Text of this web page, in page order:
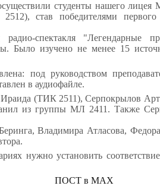
студенты нашего
став победителями первого
радио-спектакля "Легендарные
Было изучено не менее 15
под руководством
в аудиофайле.
Ираида (ТИК 2511), Серпокрылов
из группы МЛ 2411. Также
Владимира Атласова,
нужно установить
ПОСТ в МАХ